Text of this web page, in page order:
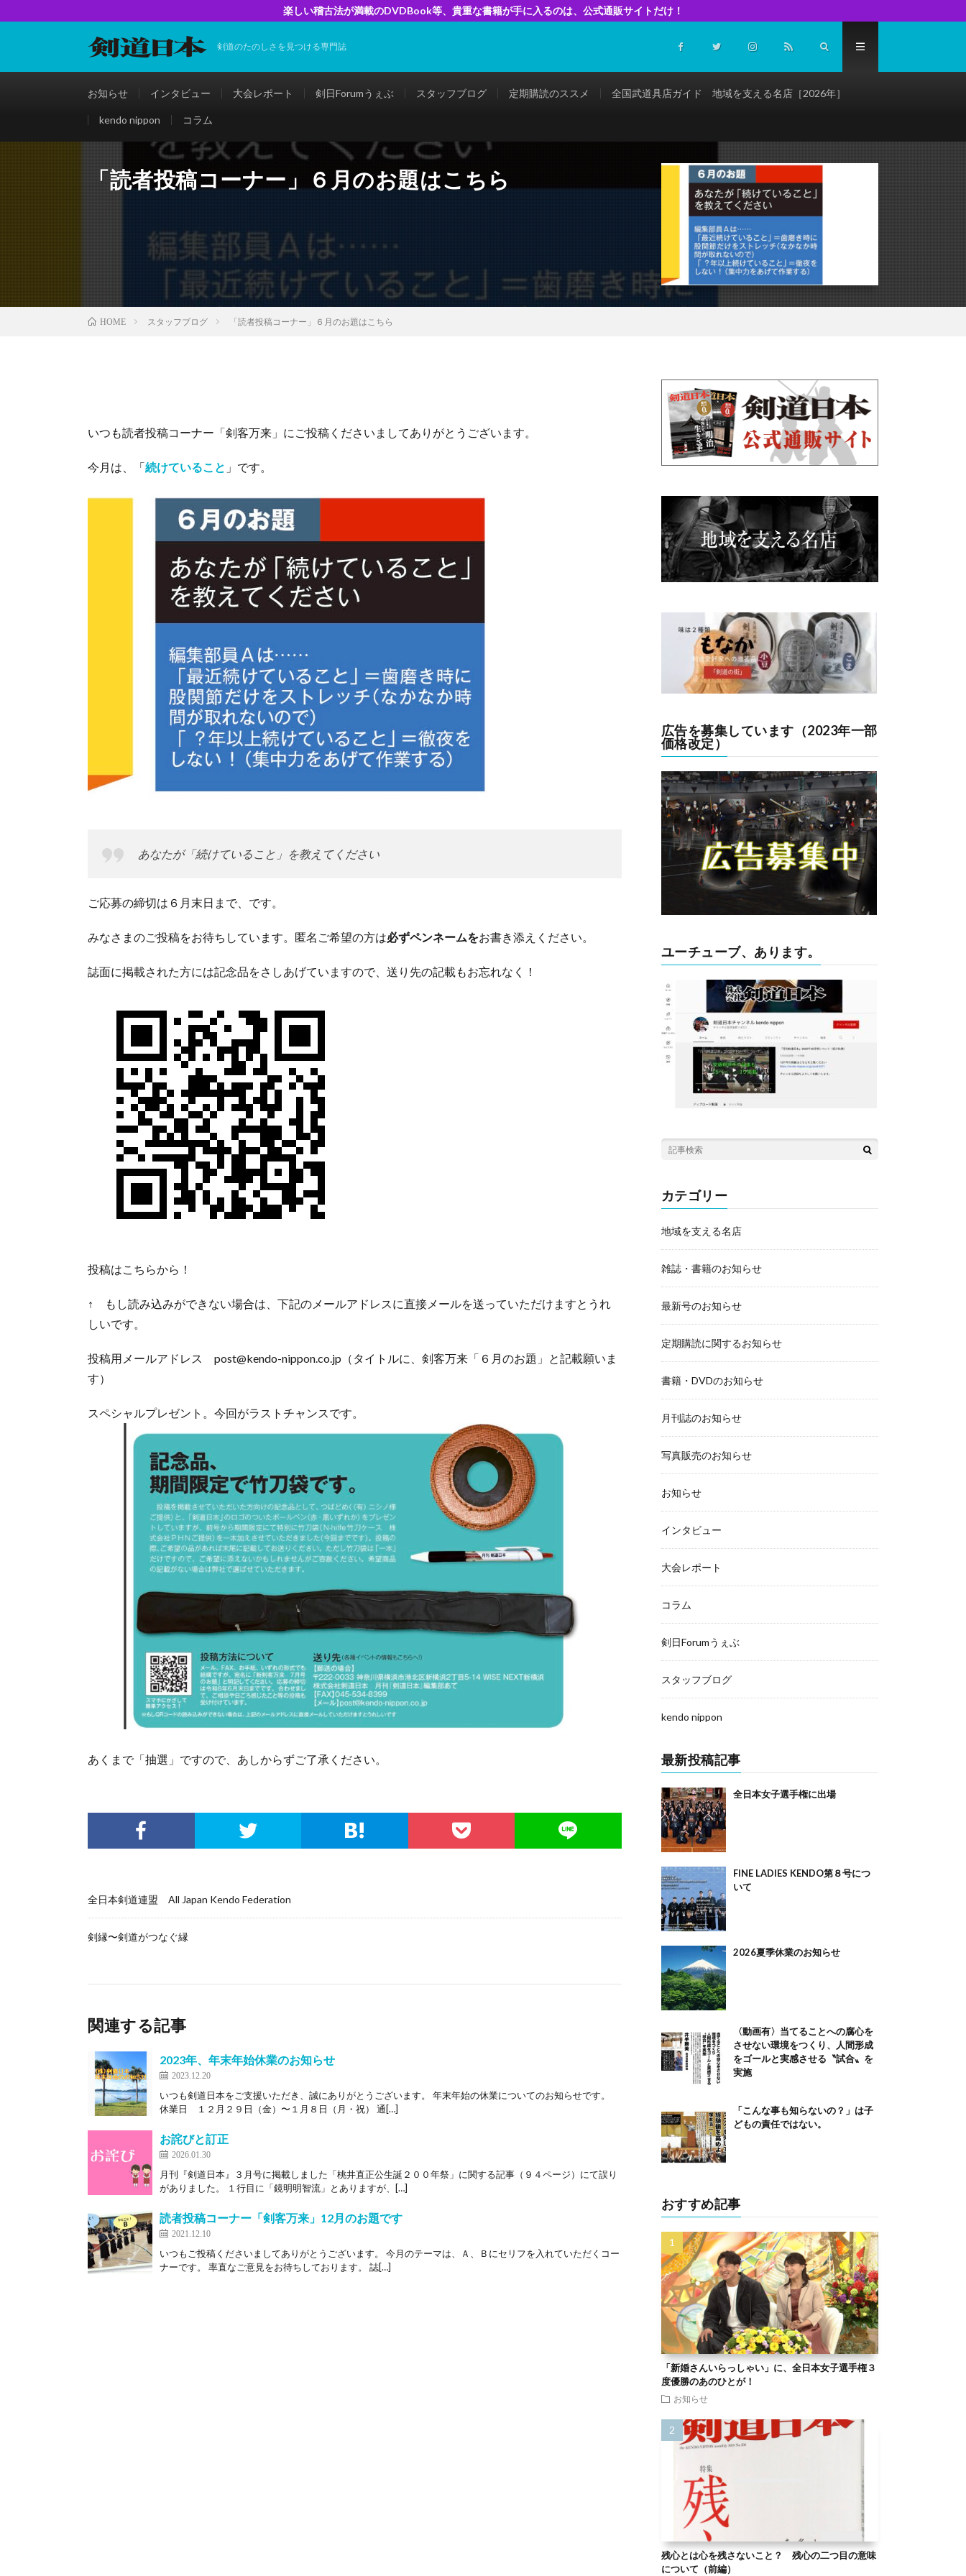
楽しい稽古法が満載のDVDBook等、貴重な書籍が手に入るのは、公式通販サイトだけ！
剣道のたのしさを見つける専門誌
お知らせ インタビュー 大会レポート 剣日Forumうぇぶ スタッフブログ 定期購読のススメ 全国武道具店ガイド 地域を支える名店［2026年］
kendo nippon コラム
「読者投稿コーナー」６月のお題はこちら
HOME スタッフブログ 「読者投稿コーナー」６月のお題はこちら
いつも読者投稿コーナー「剣客万来」にご投稿くださいましてありがとうございます。
今月は、「続けていること 」です。
あなたが「続けていること」を教えてください
ご応募の締切は６月末日まで、です。
みなさまのご投稿をお待ちしています。匿名ご希望の方は必ずペンネームをお書き添えください。
誌面に掲載された方には記念品をさしあげていますので、送り先の記載もお忘れなく！
投稿はこちらから！
↑ もし読み込みができない場合は、下記のメールアドレスに直接メールを送っていただけますとうれ
しいです。
投稿用メールアドレス post@kendo-nippon.co.jp（タイトルに、剣客万来「６月のお題」と記載願いま
す）
スペシャルプレゼント。今回がラストチャンスです。
あくまで「抽選」ですので、あしからずご了承ください。
全日本剣道連盟 All Japan Kendo Federation
剣縁〜剣道がつなぐ縁
関連する記事
2023年、年末年始休業のお知らせ
2023.12.20
いつも剣道日本をご支援いただき、誠にありがとうございます。 年末年始の休業についてのお知らせです。
休業日 １２月２９日（金）〜１月８日（月・祝） 通[…]
お詫びと訂正
2026.01.30
月刊『剣道日本』３月号に掲載しました「桃井直正公生誕２００年祭」に関する記事（９４ページ）にて誤り
がありました。 １行目に「鏡明明智流」とありますが、[…]
読者投稿コーナー「剣客万来」12月のお題です
2021.12.10
いつもご投稿くださいましてありがとうございます。 今月のテーマは、Ａ、Ｂにセリフを入れていただくコー
ナーです。 率直なご意見をお待ちしております。 誌[…]
広告を募集しています（2023年一部
価格改定）
ユーチューブ、あります。
カテゴリー
地域を支える名店
雑誌・書籍のお知らせ
最新号のお知らせ
定期購読に関するお知らせ
書籍・DVDのお知らせ
月刊誌のお知らせ
写真販売のお知らせ
お知らせ
インタビュー
大会レポート
コラム
剣日Forumうぇぶ
スタッフブログ
kendo nippon
最新投稿記事
全日本女子選手権に出場
FINE LADIES KENDO第８号につ
いて
2026夏季休業のお知らせ
〈動画有〉当てることへの腐心を
させない環境をつくり、人間形成
をゴールと実感させる〝試合〟を
実施
「こんな事も知らないの？」は子
どもの責任ではない。
おすすめ記事
「新婚さんいらっしゃい」に、全日本女子選手権３
度優勝のあのひとが！
お知らせ
残心とは心を残さないこと？ 残心の二つ目の意味
について（前編）